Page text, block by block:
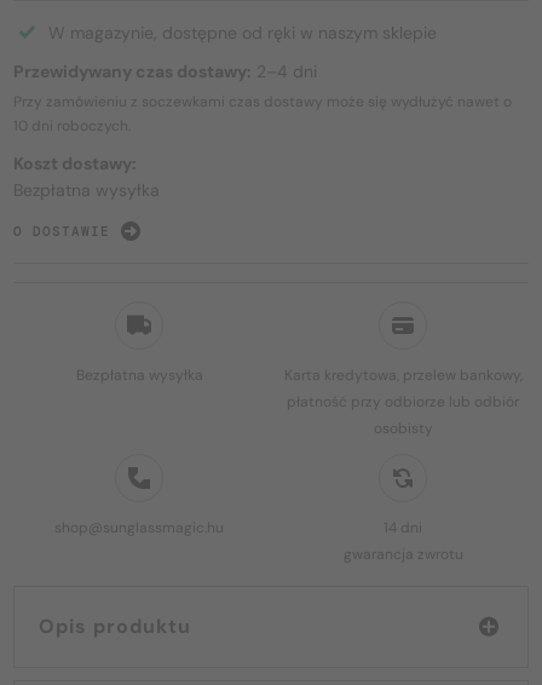
Bezpłatna wysyłka
Karta kredytowa, przelew bankowy,
płatność przy odbiorze lub odbiór
osobisty
shop@sunglassmagic.hu
14 dni
gwarancja zwrotu
Opis produktu
W magazynie, dostępne od ręki w naszym sklepie
Przewidywany czas dostawy: 2–4 dni
Przy zamówieniu z soczewkami czas dostawy może się wydłużyć nawet o
10 dni roboczych.
Koszt dostawy:
Bezpłatna wysyłka
O DOSTAWIE